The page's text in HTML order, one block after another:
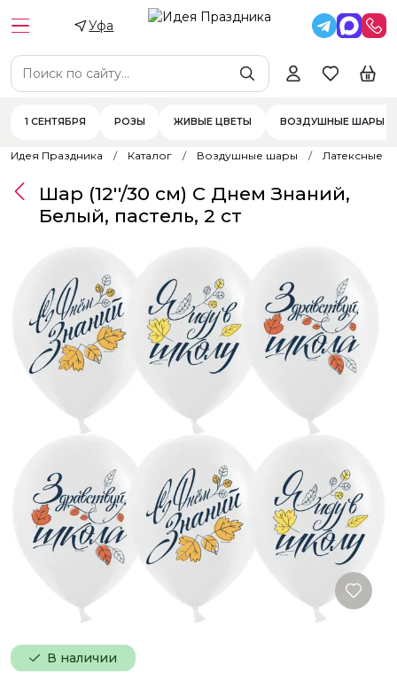
Уфа
1 СЕНТЯБРЯ РОЗЫ ЖИВЫЕ ЦВЕТЫ ВОЗДУШНЫЕ ШАРЫ
Идея Праздника Каталог Воздушные шары Латексные
В наличии
Шар (12''/30 см) С Днем Знаний,
Белый, пастель, 2 ст